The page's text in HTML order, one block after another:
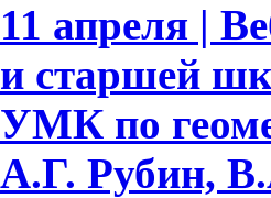
11 апреля |
и старшей
УМК по
А.Г. Рубин,